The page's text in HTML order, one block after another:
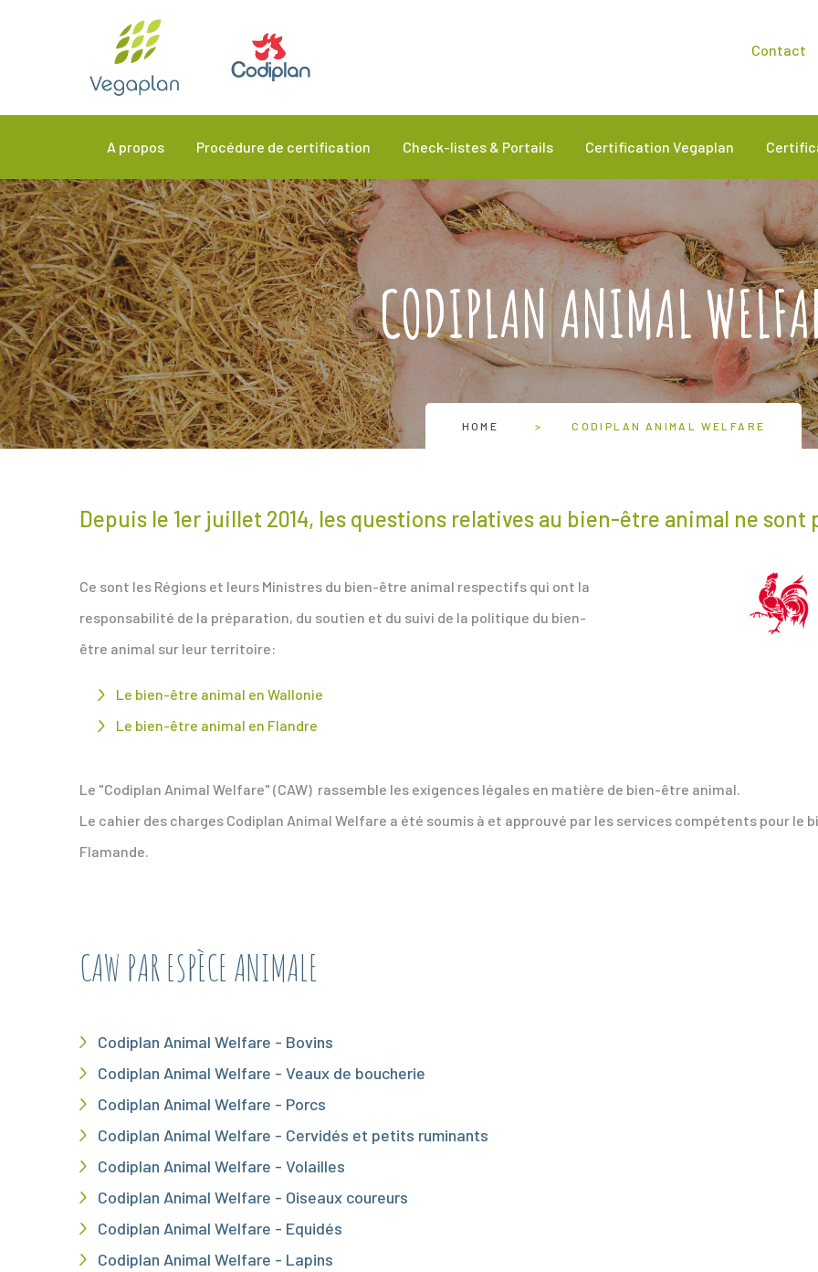
Contact
A propos Procédure de certification Check-listes & Portails Certification Vegaplan
CODIPLAN ANIMAL
HOME CODIPLAN ANIMAL WELFARE
Depuis le 1er juillet 2014, les questions relatives au bien-être animal ne
Ce sont les Régions et leurs Ministres du bien-être animal respectifs qui ont la
responsabilité de la préparation, du soutien et du suivi de la politique du bien-
être animal sur leur territoire:
Le bien-être animal en Wallonie
Le bien-être animal en Flandre
Le "Codiplan Animal Welfare" (CAW) rassemble les exigences légales en matière de bien-être animal.
Le cahier des charges Codiplan Animal Welfare a été soumis à et approuvé par les services compétents pour le
Flamande.
CAW PAR ESPÈCE ANIMALE
Codiplan Animal Welfare - Bovins
Codiplan Animal Welfare - Veaux de boucherie
Codiplan Animal Welfare - Porcs
Codiplan Animal Welfare - Cervidés et petits ruminants
Codiplan Animal Welfare - Volailles
Codiplan Animal Welfare - Oiseaux coureurs
Codiplan Animal Welfare - Equidés
Codiplan Animal Welfare - Lapins